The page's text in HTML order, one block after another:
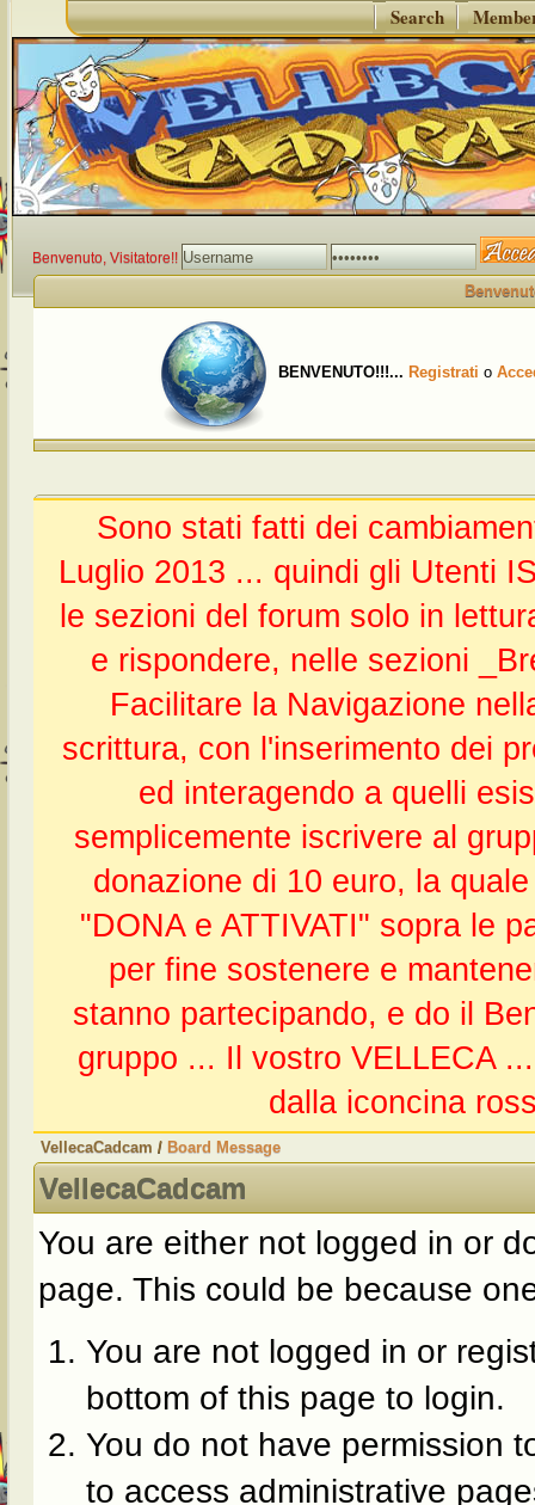
Search
Benvenuto, Visitatore!!
BENVENUTO!!!... Registrati o
Sono stati fatti dei
Luglio 2013 ... quindi gli Utenti
le sezioni del forum solo in
e rispondere, nelle sezioni
Facilitare la Navigazione
scrittura, con l'inserimento dei
ed interagendo a quelli
semplicemente iscrivere al
donazione di 10 euro, la
"DONA e ATTIVATI" sopra le
per fine sostenere e
stanno partecipando, e do il
gruppo ... Il vostro VELLECA
dalla iconcina
VellecaCadcam / Board Message
VellecaCadcam
You are either not logged in or
page. This could be because
You are not logged in or
bottom of this page to login.
You do not have permission
to access administrative